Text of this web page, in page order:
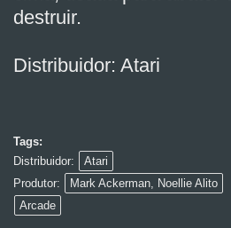
destruir.
Distribuidor: Atari
Tags:
Distribuidor:
Atari
Produtor:
Mark Ackerman, Noellie Alito
Arcade